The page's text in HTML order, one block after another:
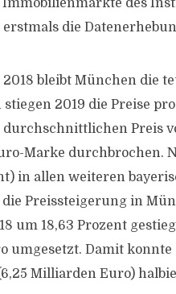
des
die
bleibt München die
2019 die Preise
durchschnittlichen Preis
Marke durchbrochen.
in allen weiteren
Preissteigerung in
um 18,63 Prozent
umgesetzt. Damit
Milliarden Euro)